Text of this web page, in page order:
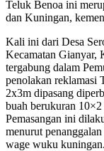
Teluk Benoa ini
dan Kuningan,
Kali ini dari Desa
Kecamatan Gianyar,
tergabung dalam
penolakan reklamasi
2x3m dipasang
buah berukuran
Pemasangan ini
menurut
wage wuku kuningan.